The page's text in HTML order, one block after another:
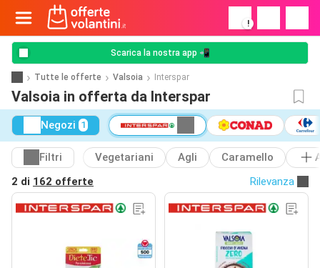
!
Scarica la nostra app 📲
Tutte le offerte Valsoia Interspar
Valsoia in offerta da Interspar
Negozi 1
Filtri Vegetariani Agli Caramello
2 di 162 offerte Rilevanza